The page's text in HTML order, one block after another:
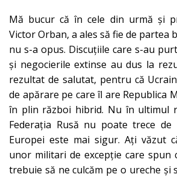
Mă bucur că în cele din urmă și
Victor Orban, a ales să fie de partea
nu s-a opus. Discuțiile care s-au
și negocierile extinse au dus la
rezultat de salutat, pentru că
de apărare pe care îl are Republica
în plin război hibrid. Nu în ultimul
Federația Rusă nu poate trece
Europei este mai sigur. Ați văzut
unor militari de excepție care spun
trebuie să ne culcăm pe o ureche și